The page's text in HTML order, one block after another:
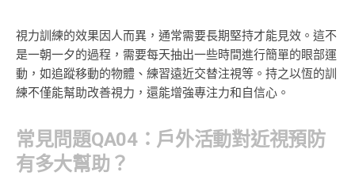
視力訓練的效果因人而異，通常需要長期堅持才能見效。這不
是一朝一夕的過程，需要每天抽出一些時間進行簡單的眼部運
動，如追蹤移動的物體、練習遠近交替注視等。持之以恆的訓
練不僅能幫助改善視力，還能增強專注力和自信心。
常見問題QA04：戶外活動對近視預防
有多大幫助？